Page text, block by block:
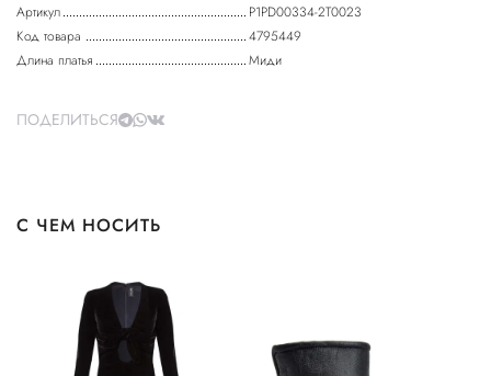
Артикул
P1PD00334-2T0023
Код товара
4795449
Длина платья
Миди
ПОДЕЛИТЬСЯ
С ЧЕМ НОСИТЬ